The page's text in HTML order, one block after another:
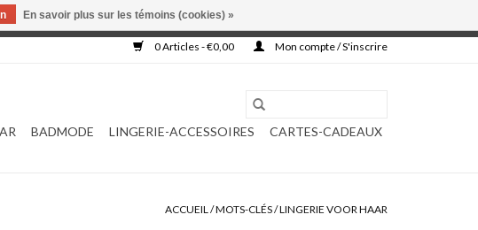
0 Articles - €0,00 Mon compte / S'inscrire
BADMODE LINGERIE-ACCESSOIRES CARTES-CADEAUX
ACCUEIL/MOTS-CLÉS/LINGERIE VOOR HAAR
En savoir plus sur les témoins (cookies) »
ni traitée, ni complétée.